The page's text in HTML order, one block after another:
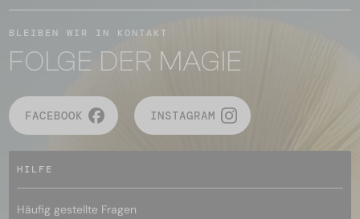
BLEIBEN WIR IN KONTAKT
FOLGE DER MAGIE
FACEBOOK INSTAGRAM
HILFE
Häufig gestellte Fragen